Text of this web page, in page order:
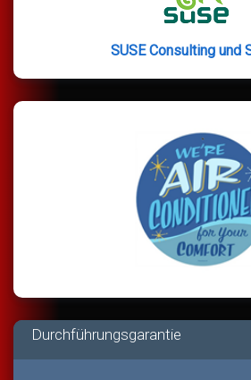
SUSE Consulting und
Durchführungsgarantie